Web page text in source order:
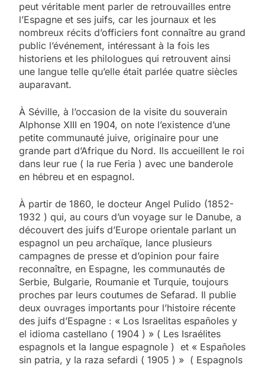
peut véritable ment parler de retrouvailles entre
l’Espagne et ses juifs, car les journaux et les
nombreux récits d’officiers font connaître au grand
public l’événement, intéressant à la fois les
historiens et les philologues qui retrouvent ainsi
une langue telle qu’elle était parlée quatre siècles
auparavant.
À Séville, à l’occasion de la visite du souverain
Alphonse XIII en 1904, on note l’existence d’une
petite communauté juive, originaire pour une
grande part d’Afrique du Nord. Ils accueillent le roi
dans leur rue ( la rue Feria ) avec une banderole
en hébreu et en espagnol.
À partir de 1860, le docteur Angel Pulido (1852-
1932 ) qui, au cours d’un voyage sur le Danube, a
découvert des juifs d’Europe orientale parlant un
espagnol un peu archaïque, lance plusieurs
campagnes de presse et d’opinion pour faire
reconnaître, en Espagne, les communautés de
Serbie, Bulgarie, Roumanie et Turquie, toujours
proches par leurs coutumes de Sefarad. Il publie
deux ouvrages importants pour l’histoire récente
des juifs d’Espagne : « Los Israelitas españoles y
el idioma castellano ( 1904 ) » ( Les Israélites
espagnols et la langue espagnole ) et « Españoles
sin patria, y la raza sefardi ( 1905 ) » ( Espagnols